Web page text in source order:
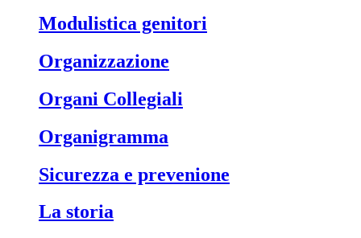
Modulistica genitori
Organizzazione
Organi Collegiali
Organigramma
Sicurezza e prevenione
La storia